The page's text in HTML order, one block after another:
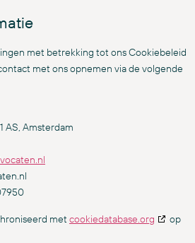
met betrekking tot ons Cookiebeleid
met ons opnemen via de volgende
AS, Amsterdam
met cookiedatabase.org
op